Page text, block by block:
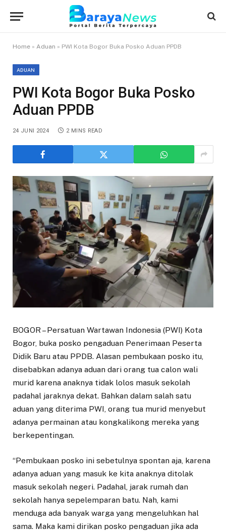
Home » Aduan » PWI Kota Bogor Buka Posko Aduan PPDB
ADUAN
PWI Kota Bogor Buka Posko
Aduan PPDB
24 JUNI 2024 2 MINS READ
BOGOR – Persatuan Wartawan Indonesia (PWI) Kota
Bogor, buka posko pengaduan Penerimaan Peserta
Didik Baru atau PPDB. Alasan pembukaan posko itu,
disebabkan adanya aduan dari orang tua calon wali
murid karena anaknya tidak lolos masuk sekolah
padahal jaraknya dekat. Bahkan dalam salah satu
aduan yang diterima PWI, orang tua murid menyebut
adanya permainan atau kongkalikong mereka yang
berkepentingan.
“Pembukaan posko ini sebetulnya spontan aja, karena
adanya aduan yang masuk ke kita anaknya ditolak
masuk sekolah negeri. Padahal, jarak rumah dan
sekolah hanya sepelemparan batu. Nah, kami
menduga ada banyak warga yang mengeluhkan hal
sama. Maka kami dirikan posko pengaduan jika ada